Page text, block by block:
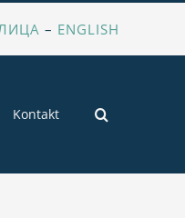
– ENGLISH
Kontakt